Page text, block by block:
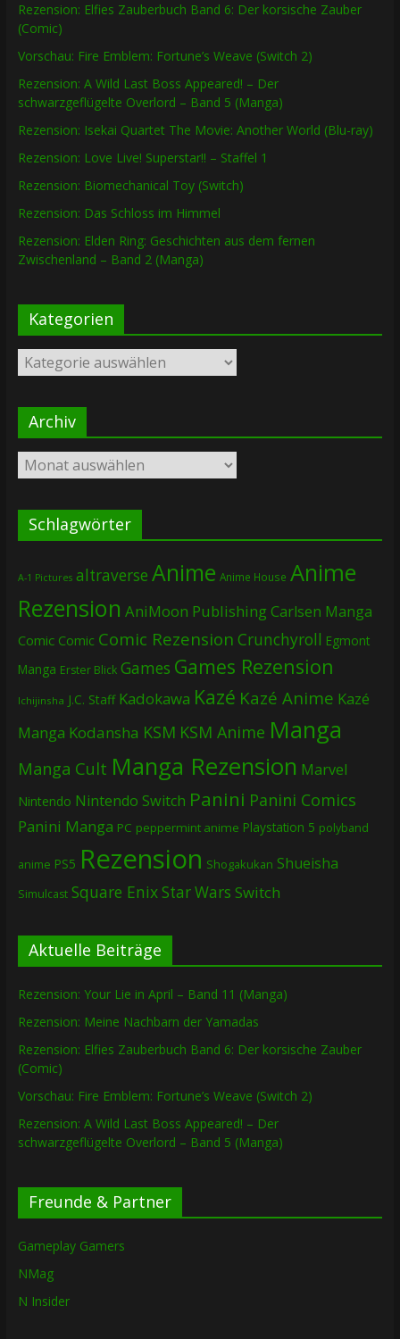
Rezension: Elfies Zauberbuch Band 6: Der korsische Zauber
(Comic)
Vorschau: Fire Emblem: Fortune’s Weave (Switch 2)
Rezension: A Wild Last Boss Appeared! – Der
schwarzgeflügelte Overlord – Band 5 (Manga)
Rezension: Isekai Quartet The Movie: Another World (Blu-ray)
Rezension: Love Live! Superstar!! – Staffel 1
Rezension: Biomechanical Toy (Switch)
Rezension: Das Schloss im Himmel
Rezension: Elden Ring: Geschichten aus dem fernen
Zwischenland – Band 2 (Manga)
Kategorien
Kategorien
Archiv
Archiv
Schlagwörter
A-1 Pictures altraverse Anime Anime House Anime
Rezension AniMoon PublishingCarlsen Manga
Comic Comic Comic Rezension Crunchyroll Egmont
Manga Erster Blick Games Games Rezension
Ichijinsha J.C. Staff Kadokawa Kazé Kazé Anime Kazé
Manga Kodansha KSM KSM Anime Manga
Manga Cult Manga Rezension Marvel
Nintendo Nintendo Switch Panini Panini Comics
Panini Manga PC peppermint anime Playstation 5 polyband
anime PS5 Rezension Shogakukan Shueisha
Simulcast Square EnixStar Wars Switch
Aktuelle Beiträge
Rezension: Your Lie in April – Band 11 (Manga)
Rezension: Meine Nachbarn der Yamadas
Rezension: Elfies Zauberbuch Band 6: Der korsische Zauber
(Comic)
Vorschau: Fire Emblem: Fortune’s Weave (Switch 2)
Rezension: A Wild Last Boss Appeared! – Der
schwarzgeflügelte Overlord – Band 5 (Manga)
Freunde & Partner
Gameplay Gamers
NMag
N Insider